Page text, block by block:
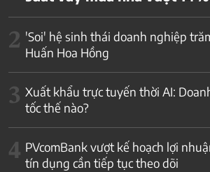
2 'Soi' hệ sinh thái doanh nghiệp
Huấn Hoa Hồng
3 Xuất khẩu trực tuyến thời AI:
tốc thế nào?
4 PVcomBank vượt kế hoạch lợi
tín dụng cần tiếp tục theo dõi